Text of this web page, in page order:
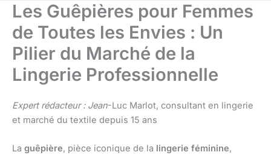
Les Guêpières pour Femmes
de Toutes les Envies : Un
Pilier du Marché de la
Lingerie Professionnelle
Expert rédacteur : Jean-Luc Marlot, consultant en lingerie
et marché du textile depuis 15 ans
La guêpière, pièce iconique de la lingerie féminine,